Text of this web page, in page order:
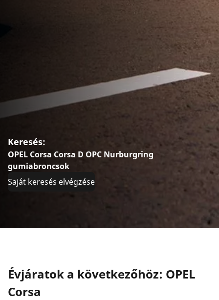
Keresés:
OPEL Corsa Corsa D OPC Nurburgring
gumiabroncsok
Saját keresés elvégzése
Évjáratok a következőhöz: OPEL
Corsa